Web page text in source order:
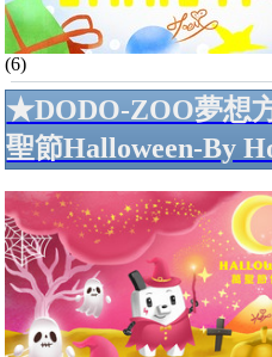
(6)
★DODO-ZOO夢想
聖節Halloween-By